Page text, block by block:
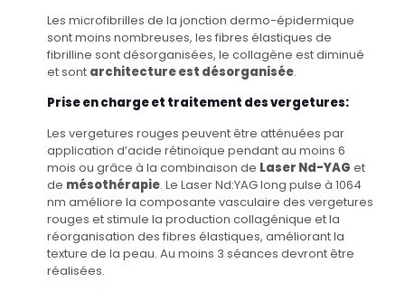
Les microfibrilles de la jonction dermo-épidermique
sont moins nombreuses, les fibres élastiques de
fibrilline sont désorganisées, le collagène est diminué
et sont architecture est désorganisée.
Prise en charge et traitement des vergetures:
Les vergetures rouges peuvent être atténuées par
application d’acide rétinoïque pendant au moins 6
mois ou grâce à la combinaison de Laser Nd-YAG et
de mésothérapie. Le Laser Nd:YAG long pulse à 1064
nm améliore la composante vasculaire des vergetures
rouges et stimule la production collagénique et la
réorganisation des fibres élastiques, améliorant la
texture de la peau. Au moins 3 séances devront être
réalisées.